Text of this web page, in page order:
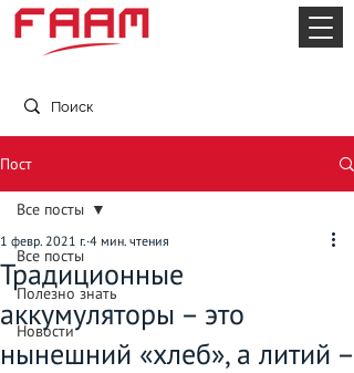
Пост
Все посты
Полезно знать
Новости
Все посты
Традиционные
аккумуляторы – это
нынешний «хлеб», а литий –
1 февр. 2021 г. 4 мин. чтения